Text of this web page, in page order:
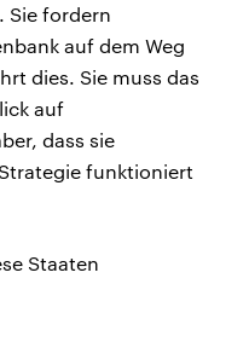
Sie fordern
auf dem Weg
dies. Sie muss das
auf
dass sie
funktioniert
Staaten